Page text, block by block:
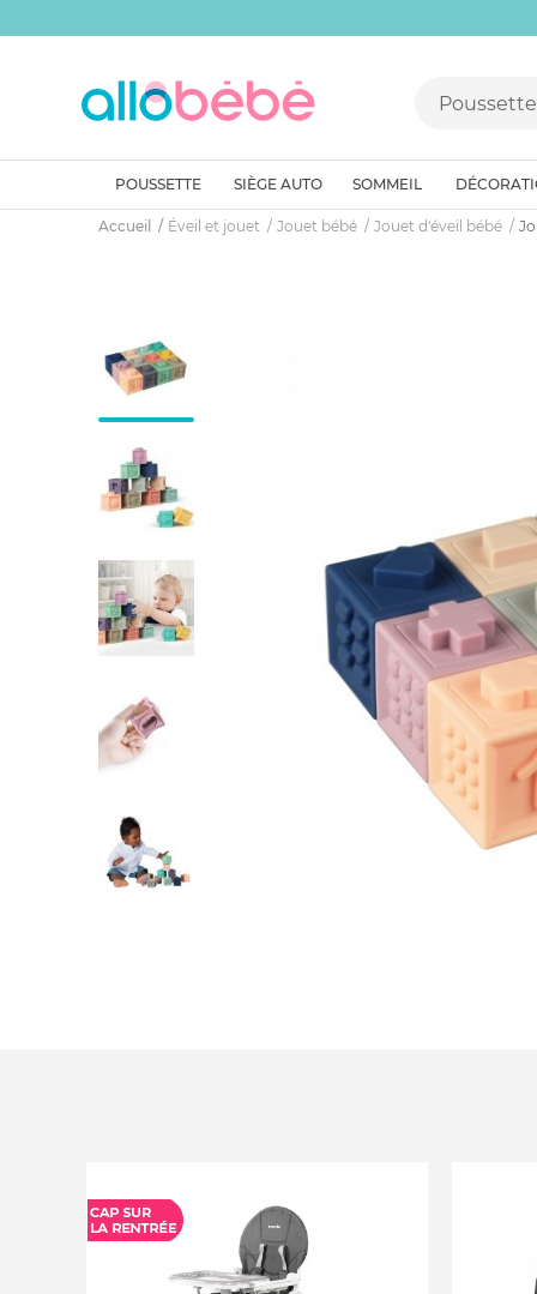
POUSSETTE SIÈGE AUTO SOMMEIL
Accueil Éveil et jouet Jouet bébé Jouet d'éveil bébé